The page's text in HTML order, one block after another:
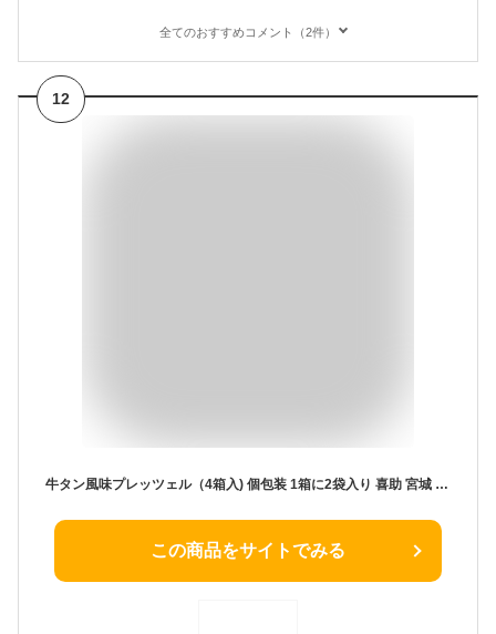
全てのおすすめコメント（2件）
12
牛タン風味プレッツェル（4箱入) 個包装 1箱に2袋入り 喜助 宮城 お土産
この商品をサイトでみる